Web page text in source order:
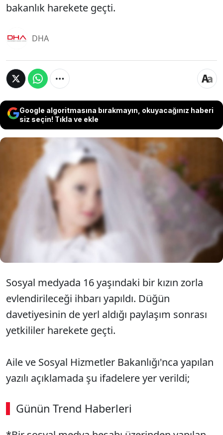
bakanlık harekete geçti.
DHA
Google algoritmasına bırakmayın, okuyacağınız haberi
siz seçin! Tıkla ve ekle
Sosyal medyada yapılan bir paylaşımda 16
yaşındaki kız çocuğunun zorla
evlendirileceği belirtildi. Haberlerin
yayılması üzerine bakanlık harekete geçti.
Sosyal medyada 16 yaşındaki bir kızın zorla
evlendirileceği ihbarı yapıldı. Düğün
davetiyesinin de yerl aldığı paylaşım sonrası
yetkililer harekete geçti.
Aile ve Sosyal Hizmetler Bakanlığı'nca yapılan
yazılı açıklamada şu ifadelere yer verildi;
Günün Trend Haberleri
00:02 / 08:15